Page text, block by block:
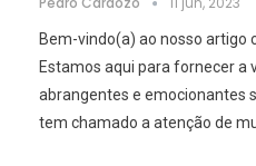
Bem-vindo(a) ao nosso artigo
Estamos aqui para fornecer a
abrangentes e emocionantes
tem chamado a atenção de